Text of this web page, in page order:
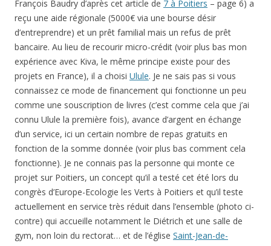
projet sur Poitiers, un concept qu’il a testé cet été lors du
congrès d’Europe-Ecologie les Verts à Poitiers et qu’il teste
actuellement en service très réduit dans l’ensemble (photo ci-
contre) qui accueille notamment le Diétrich et une salle de
gym, non loin du rectorat… et de l’égliseSaint-Jean-de-
Montierneuf(au passage, j’ai mis dans l’article une photo plus
nette de la date 1644 sur la porte).
On peut financer à partir de 5€, les petits ruisseaux
permettront peut-être d’aider ce projet à voir le jour.
Si le projetEnvies sainesest financé au-delà des 100%, la
somme diminuera d’autant un prêt bancaire complémentaire
(les sommes récoltées par Ulule complèteront son apport
personnel et le prêt familial pour plaider auprès des banques)
et nécessaire au lancement du projet.